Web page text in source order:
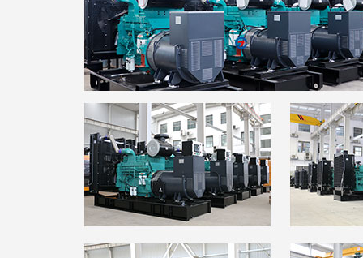
·东大化工公司
·吴通树脂公司
·华鑫化工公司
·正龙金矿公司
·百斯特公司
·天富热电公司
·ZCDL-S220
·ZCDL-K220
·ZCDL-K330
·ZCDL-C220
·ZCDL-C100
·ZCDL-H550S